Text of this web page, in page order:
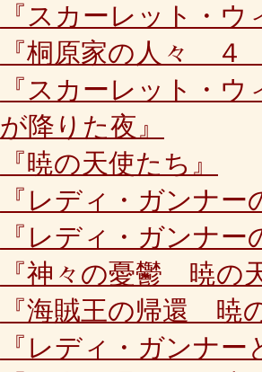
『スカーレット・ウ
『桐原家の人々 ４
『スカーレット・
が降りた夜』
『暁の天使たち』
『レディ・ガンナ
『レディ・ガンナ
『神々の憂鬱 暁の
『海賊王の帰還 暁
『レディ・ガンナー